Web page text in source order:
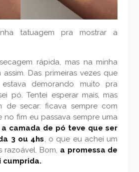
tatuagem pra mostrar a
rápida, mas na minha
Das primeiras vezes que
demorando muito pra
pó. Tentei esperar mais, mas
de secar: ficava sempre com
no fim eu passava sempre uma
a camada de pó teve que ser
3 ou 4hs, o que eu achei um
razoável. Bom, a promessa de
cumprida.